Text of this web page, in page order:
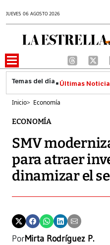
JUEVES 06 AGOSTO 2026
Últimas
Inicio> Economía
ECONOMÍA
SMV
para atraer
dinamizar el
PorMirta Rodríguez P.